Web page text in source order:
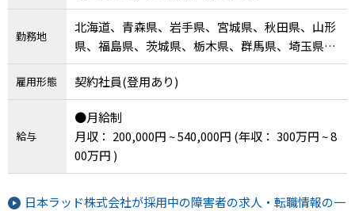
勤務地
北海道、青森県、岩手県、宮城県、秋田県、山形
県、福島県、茨城県、栃木県、群馬県、埼玉県、
千葉県、東京都、神奈川県、新潟県、富山県、石
川県、福井県、山梨県、長野県、岐阜県、静岡
県、愛知県、三重県、滋賀県、京都府、大阪府、
兵庫県、奈良県、和歌山県、鳥取県、島根県、岡
山県、広島県、山口県、徳島県、香川県、愛媛
県、高知県、福岡県、佐賀県、長崎県、熊本県、
大分県、宮崎県、鹿児島県、沖縄県、海外、その
他
雇用形態 契約社員(登用あり)
給与
●月給制
月収： 200,000円 ~ 540,000円 (年収： 300万円 ~ 8
00万円 )
日本ラッド株式会社が採用中の障害者の求人・転職情報の一